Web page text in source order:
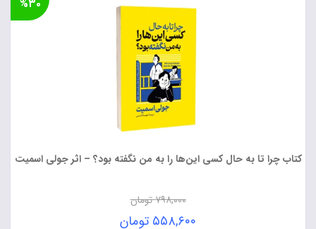
بود.
۴۵۳,۶۰۰ تومان.
کتاب چرا تا به حال کسی این‌ها را به من نگفته بود؟ – اثر جولی اسمیت
۷۹۸,۰۰۰تومان
قیمت۵۵۸,۶۰۰ تومان
%۳۰